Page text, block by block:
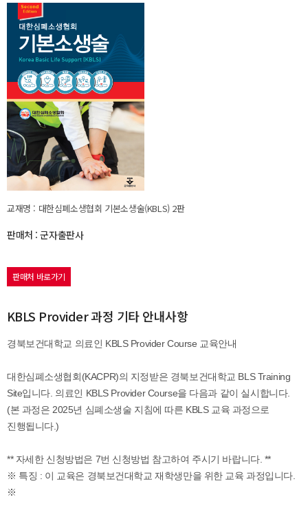
교재명 : 대한심폐소생협회 기본소생술(KBLS) 2판
판매처 : 군자출판사
판매처 바로가기
KBLS Provider 과정 기타 안내사항